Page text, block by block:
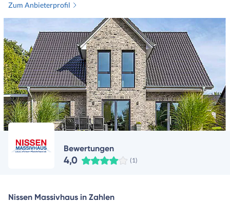
Zum Anbieterprofil
Bewertungen
4,0 (1)
Nissen Massivhaus in Zahlen